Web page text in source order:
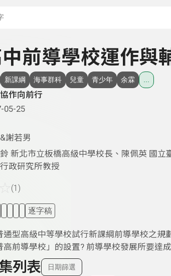
前導學校運作與
新課綱 海事群科 兒童 青少年 余霖
作向前行
05-25
謝若男
新北市立板橋高級中學校長、陳佩英 國立
政研究所教授
(1)
逐字稿
通型高級中等學校試行新課綱前導學校之
高前導學校」的設置? 前導學校發展所要達
列表 日期篩選